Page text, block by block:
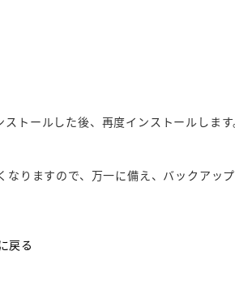
トールした後、再度インストールします
りますので、万一に備え、バックアップ
戻る